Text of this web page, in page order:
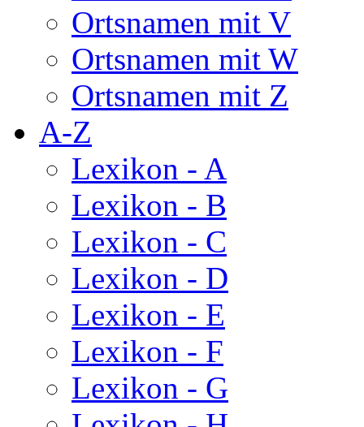
Ortsnamen mit V
Ortsnamen mit W
Ortsnamen mit Z
A-Z
Lexikon - A
Lexikon - B
Lexikon - C
Lexikon - D
Lexikon - E
Lexikon - F
Lexikon - G